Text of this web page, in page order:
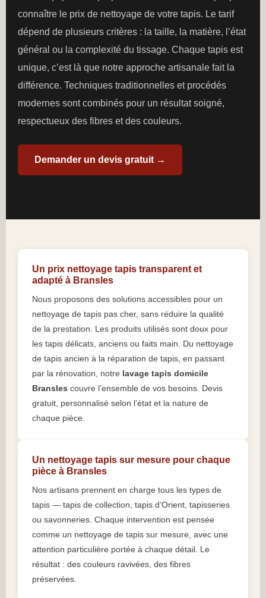
connaître le prix de nettoyage de votre tapis. Le tarif
dépend de plusieurs critères : la taille, la matière, l’état
général ou la complexité du tissage. Chaque tapis est
unique, c’est là que notre approche artisanale fait la
différence. Techniques traditionnelles et procédés
modernes sont combinés pour un résultat soigné,
respectueux des fibres et des couleurs.
Demander un devis gratuit →
Un prix nettoyage tapis transparent et
adapté à Bransles
Nous proposons des solutions accessibles pour un
nettoyage de tapis pas cher, sans réduire la qualité
de la prestation. Les produits utilisés sont doux pour
les tapis délicats, anciens ou faits main. Du nettoyage
de tapis ancien à la réparation de tapis, en passant
par la rénovation, notre lavage tapis domicile
Bransles couvre l’ensemble de vos besoins. Devis
gratuit, personnalisé selon l’état et la nature de
chaque pièce.
Un nettoyage tapis sur mesure pour chaque
pièce à Bransles
Nos artisans prennent en charge tous les types de
tapis — tapis de collection, tapis d’Orient, tapisseries
ou savonneries. Chaque intervention est pensée
comme un nettoyage de tapis sur mesure, avec une
attention particulière portée à chaque détail. Le
résultat : des couleurs ravivées, des fibres
préservées.